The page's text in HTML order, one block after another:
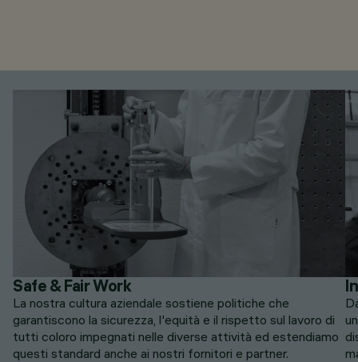
Safe & Fair Work
La nostra cultura aziendale sostiene politiche che
garantiscono la sicurezza, l'equità e il rispetto sul lavoro di
tutti coloro impegnati nelle diverse attività ed estendiamo
questi standard anche ai nostri fornitori e partner.